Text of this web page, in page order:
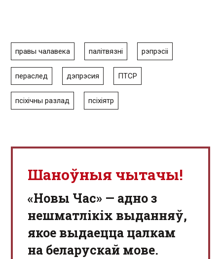
правы чалавека палітвязні рэпрэсіі
пераслед дэпрэсия ПТСР
псіхічны разлад псіхіятр
Шаноўныя чытачы!
«Новы Час» — адно з
нешматлікіх выданняў,
якое выдаецца цалкам
на беларускай мове.